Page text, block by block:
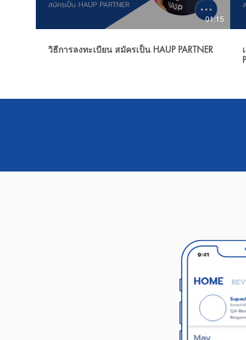
01:15
วิธีการลงทะเบียน สมัครเป็น HAUP PARTNER